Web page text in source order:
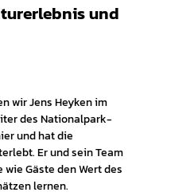
und
wir Jens Heyken im
des Nationalpark-
und hat die
Er und sein Team
Gäste den Wert des
lernen.